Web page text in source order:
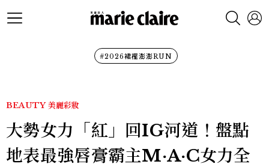
#2026裙襬澎澎RUN
BEAUTY 美麗彩妝
大勢女力「紅」回IG河道！盤點
地表最強唇膏霸主M·A·C女力全